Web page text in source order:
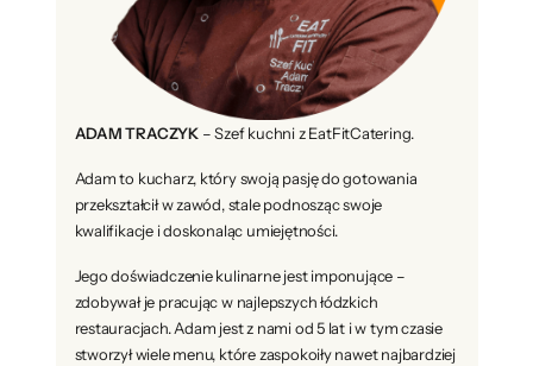
ADAM TRACZYK– Szef kuchni z EatFitCatering.
Adam to kucharz, który swoją pasję do gotowania
przekształcił w zawód, stale podnosząc swoje
kwalifikacje i doskonaląc umiejętności.
Jego doświadczenie kulinarne jest imponujące –
zdobywał je pracując w najlepszych łódzkich
restauracjach. Adam jest z nami od 5 lat i w tym czasie
stworzył wiele menu, które zaspokoiły nawet najbardziej